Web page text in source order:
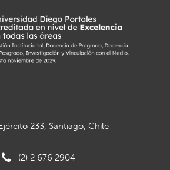
233, Santiago, Chile
(2) 2 676 2904